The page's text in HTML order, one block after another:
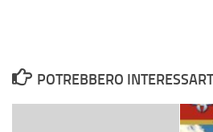
POTREBBERO